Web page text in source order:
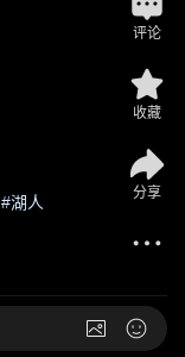
#湖人
评论
收藏
分享